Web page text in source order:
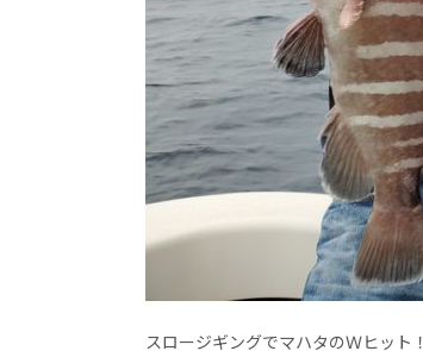
スロージギングでマハタのＷヒット！